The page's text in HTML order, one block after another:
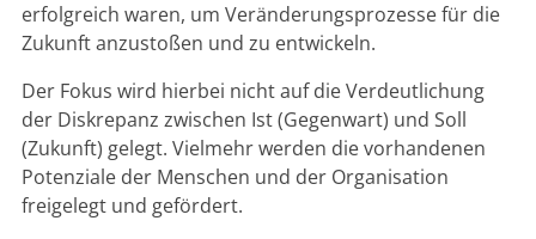
erfolgreich waren, um Veränderungsprozesse für die
Zukunft anzustoßen und zu entwickeln.
Der Fokus wird hierbei nicht auf die Verdeutlichung
der Diskrepanz zwischen Ist (Gegenwart) und Soll
(Zukunft) gelegt. Vielmehr werden die vorhandenen
Potenziale der Menschen und der Organisation
freigelegt und gefördert.